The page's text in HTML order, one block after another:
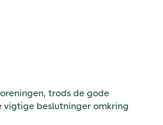
trods de gode
beslutninger omkring